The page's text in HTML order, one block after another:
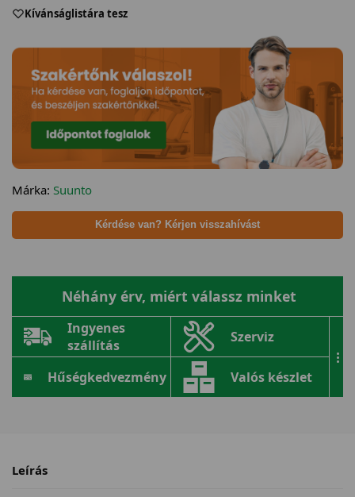
Kívánságlistára tesz
Márka: Suunto
Kérdése van? Kérjen visszahívást
Néhány érv, miért válassz minket
Ingyenes
szállítás
Szerviz
Hűségkedvezmény Valós készlet
...
Leírás